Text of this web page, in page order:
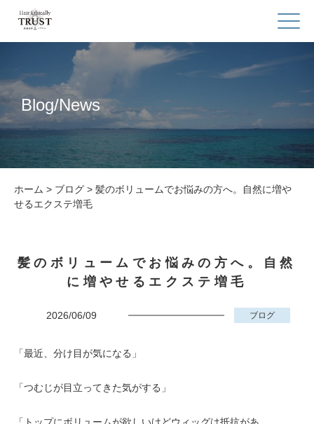
Blog/News
ホーム > ブログ > 髪のボリュームでお悩みの方へ。自然に増や
せるエクステ増毛
髪のボリュームでお悩みの方へ。自然
に増やせるエクステ増毛
2026/06/09 ブログ
「最近、分け目が気になる」
「つむじが目立ってきた気がする」